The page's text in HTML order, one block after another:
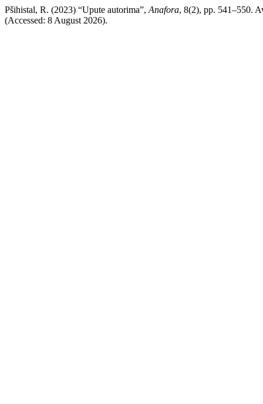
Pšihistal, R. (2023) “Upute autorima”, Anafora, 8(2), pp. 541–550.
(Accessed: 8 August 2026).